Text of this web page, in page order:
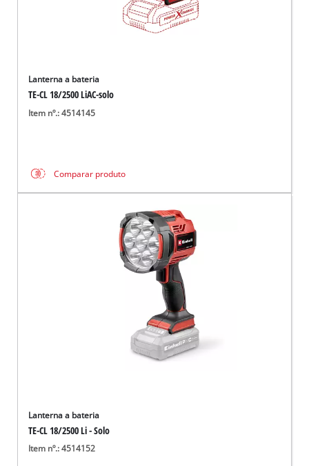
Lanterna a bateria
TE-CL 18/2500 LiAC-solo
Item nº.: 4514145
Comparar produto
Lanterna a bateria
TE-CL 18/2500 Li - Solo
Item nº.: 4514152